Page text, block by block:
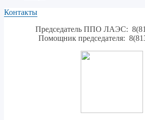
Контакты
Председатель ППО ЛАЭС:
Помощник председателя: